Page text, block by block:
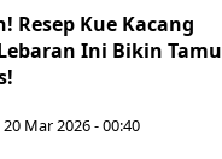
Resep Kue Kacang
Ini Bikin Tamu
Mar 2026 - 00:40